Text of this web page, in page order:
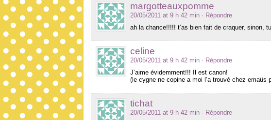
margotteauxpomme
20/05/2011 at 9 h 42 min · Répondre
ah la chance!!!!! t’as bien fait de craquer, sinon,
celine
20/05/2011 at 9 h 42 min · Répondre
J’aime évidemment!!! Il est canon!
(le cygne ne copine a moi l’a trouvé chez emaüs
tichat
20/05/2011 at 9 h 42 min · Répondre